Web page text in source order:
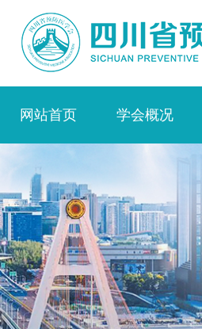
网站首页 学会概况